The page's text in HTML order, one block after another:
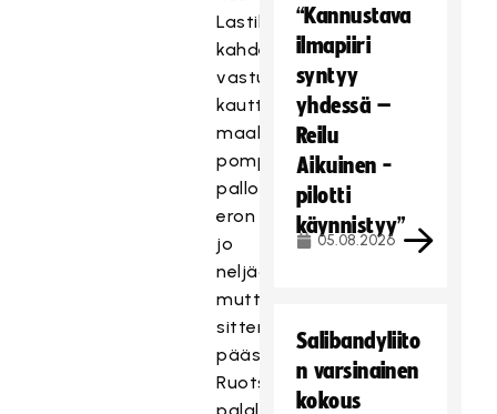
Lastikka
kahden
vastustajan
kautta
maalille
pomppineesta
pallosta
eron
jo
neljään,
mutta
sitten
pääsi
Ruotsikin
“Kannustava
ilmapiiri
syntyy
yhdessä –
Reilu
Aikuinen -
pilotti
käynnistyy”
05.08.2026
Salibandyliito
n varsinainen
kokous